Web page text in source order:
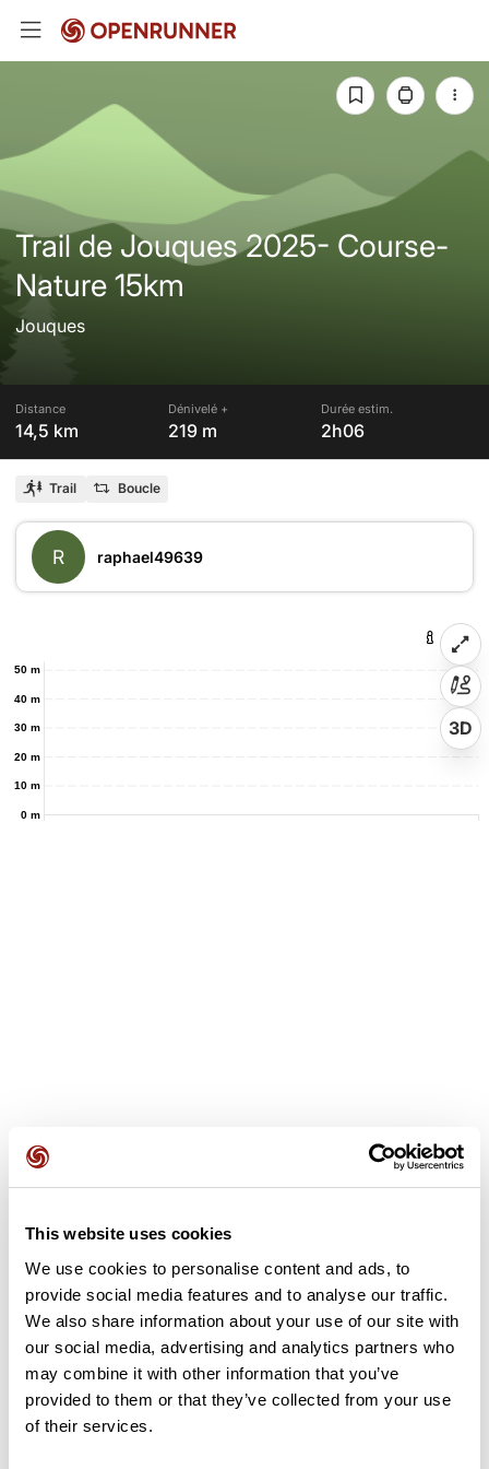
This website uses cookies
We use cookies to personalise content and ads, to
provide social media features and to analyse our traffic.
We also share information about your use of our site with
our social media, advertising and analytics partners who
may combine it with other information that you’ve
provided to them or that they’ve collected from your use
of their services.
Trail de Jouques 2025- Course-
Nature 15km
Jouques
Distance
14,5 km
Dénivelé +
219 m
Durée estim.
2h06
Trail Boucle
R raphael49639
0 m
10 m
20 m
30 m
40 m
50 m
3D
Avis des utilisateurs
Soyez le premier à ajouter un avis !
Ajouter un avis
Résumé